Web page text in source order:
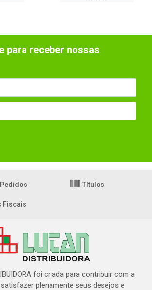
para receber nossas
Títulos
Fiscais
foi criada para contribuir com a
plenamente seus desejos e